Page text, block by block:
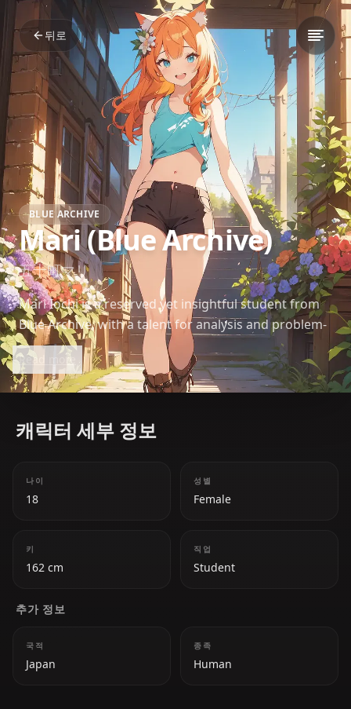
뒤로
BLUE ARCHIVE
Mari (Blue Archive)
五十町マリ
Mari Iochi is a reserved yet insightful student from
Blue Archive, with a talent for analysis and problem-
solving. Her quiet demeanor often hides her
exceptional intellect and determination to achieve
her goals.
Read more
캐릭터 세부 정보
나이
18
성별
Female
키
162 cm
직업
Student
추가 정보
국적
Japan
종족
Human